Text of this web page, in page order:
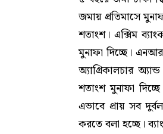
জমায় প্রতিমাসে
শতাংশ। এক্সিম
মুনাফা দিচ্ছে।
অ্যাগ্রিকালচার
শতাংশ মুনাফা
এভাবে প্রায় সব
করতে বলা হচ্ছে।